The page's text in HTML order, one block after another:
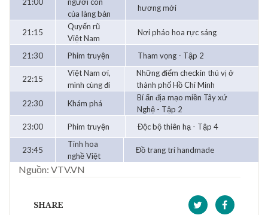
21:00
người con
của làng bản
hương mới
21:15
Quyến rũ
Việt Nam
Nơi pháo hoa rực sáng
21:30 Phim truyện Tham vọng - Tập 2
22:15
Việt Nam ơi,
mình cùng đi
Những điểm checkin thú vị ở
thành phố Hồ Chí Minh
22:30
Khám phá
Bí ẩn địa mạo miền Tây xứ
Nghệ - Tập 2
23:00
Phim truyện Độc bộ thiên hạ - Tập 4
23:45
Tinh hoa
nghề Việt
Đồ trang trí handmade
Nguồn: VTV.VN
SHARE